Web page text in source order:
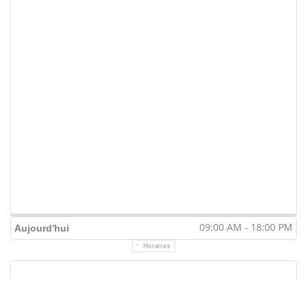
Aujourd'hui 09:00 AM - 18:00 PM
Horaires